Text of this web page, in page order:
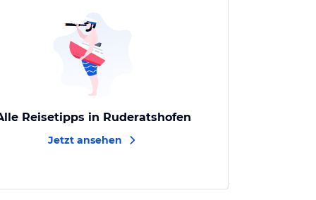
Reisetipps in Ruderatshofen
Jetzt ansehen